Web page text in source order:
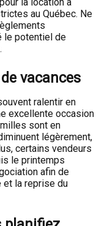
au Québec. Ne
le potentiel de
vacances
ralentir en
excellente occasion
sont en
légèrement,
certains vendeurs
le printemps
afin de
et la reprise du